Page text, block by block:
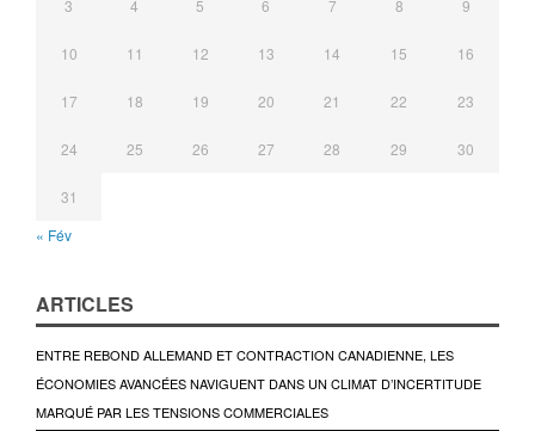
3 4 5 6 7 8 9
10 11 12 13 14 15 16
17 18 19 20 21 22 23
24 25 26 27 28 29 30
31
« Fév
ARTICLES
ENTRE REBOND ALLEMAND ET CONTRACTION CANADIENNE, LES
ÉCONOMIES AVANCÉES NAVIGUENT DANS UN CLIMAT D’INCERTITUDE
MARQUÉ PAR LES TENSIONS COMMERCIALES